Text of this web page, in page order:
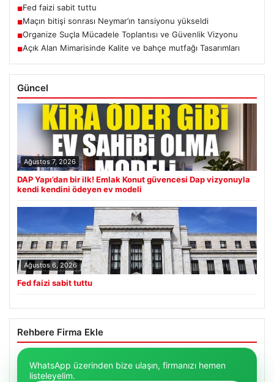
■Fed faizi sabit tuttu
■Maçın bitişi sonrası Neymar’ın tansiyonu yükseldi
■Organize Suçla Mücadele Toplantısı ve Güvenlik Vizyonu
■Açık Alan Mimarisinde Kalite ve bahçe mutfağı Tasarımları
Güncel
Ağustos 7, 2026
DAP Yapı’dan bir ilk! Emlak Konut güvencesi Dap vizyonuyla
kendi kendini ödeyen ev modeli
Ağustos 6, 2026
Fed faizi sabit tuttu
Rehbere Firma Ekle
WhatsApp üzerinden bize ulaşın, firmanızı hemen
listeleyelim.